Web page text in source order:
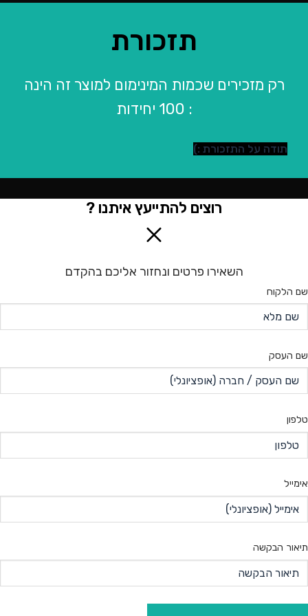
תזכורת
רק מזכירים שכמות המינימום למוצר זה הינה
: 100 יחידות
תודה על התזכורת :)
רוצים להתייעץ איתנו ?
השאירו פרטים ונחזור אליכם בהקדם
שם הלקוח
שם העסק
טלפון
אימייל
תיאור הבקשה